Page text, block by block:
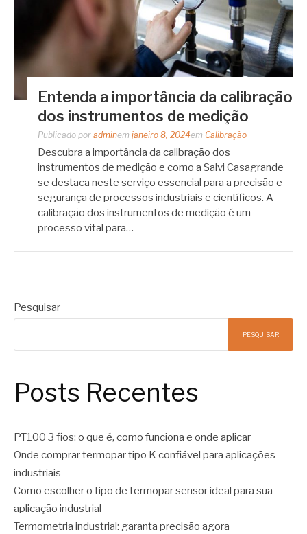
Entenda a importância da calibração
dos instrumentos de medição
Publicado por adminem janeiro 8, 2024em Calibração
Descubra a importância da calibração dos
instrumentos de medição e como a Salvi Casagrande
se destaca neste serviço essencial para a precisão e
segurança de processos industriais e científicos. A
calibração dos instrumentos de medição é um
processo vital para…
Pesquisar
PESQUISAR
Posts Recentes
PT100 3 fios: o que é, como funciona e onde aplicar
Onde comprar termopar tipo K confiável para aplicações
industriais
Como escolher o tipo de termopar sensor ideal para sua
aplicação industrial
Termometria industrial: garanta precisão agora